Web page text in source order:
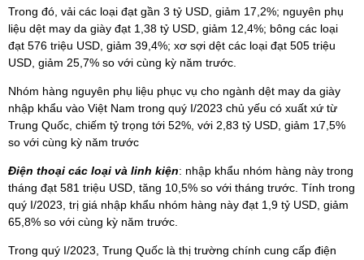
Trong đó, vải các loại đạt gần 3 tỷ USD, giảm 17,2%; nguyên phụ
liệu dệt may da giày đạt 1,38 tỷ USD, giảm 12,4%; bông các loại
đạt 576 triệu USD, giảm 39,4%; xơ sợi dệt các loại đạt 505 triệu
USD, giảm 25,7% so với cùng kỳ năm trước.
Nhóm hàng nguyên phụ liệu phục vụ cho ngành dệt may da giày
nhập khẩu vào Việt Nam trong quý I/2023 chủ yếu có xuất xứ từ
Trung Quốc, chiếm tỷ trọng tới 52%, với 2,83 tỷ USD, giảm 17,5%
so với cùng kỳ năm trước
Điện thoại các loại và linh kiện: nhập khẩu nhóm hàng này trong
tháng đạt 581 triệu USD, tăng 10,5% so với tháng trước. Tính trong
quý I/2023, trị giá nhập khẩu nhóm hàng này đạt 1,9 tỷ USD, giảm
65,8% so với cùng kỳ năm trước.
Trong quý I/2023, Trung Quốc là thị trường chính cung cấp điện